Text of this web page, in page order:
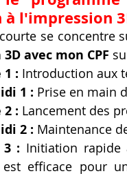
l'impression
se concentre
avec mon CPF
: Introduction aux
1 : Prise en main
: Lancement des
2 : Maintenance
3 : Initiation rapide
est efficace pour